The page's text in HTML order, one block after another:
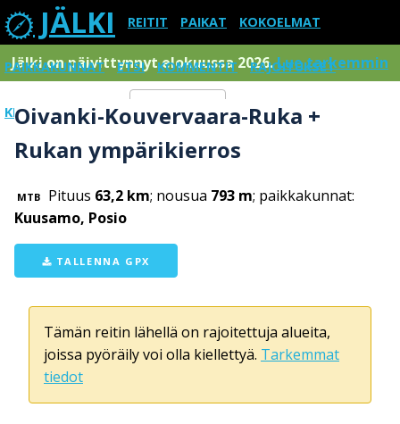
JÄLKI REITIT PAIKAT KOKOELMAT
PAIKKAKUNNAT ETSI KOMMENTIT RAJOITUKSET
KIRJAUDU SISÄÄN Menu
Jälki on päivittynnyt elokuussa 2026.Lue tarkemmin
Oivanki-Kouvervaara-Ruka +
Rukan ympärikierros
MTB Pituus 63,2 km; nousua 793 m; paikkakunnat:
Kuusamo, Posio
TALLENNA GPX
Tämän reitin lähellä on rajoitettuja alueita,
joissa pyöräily voi olla kiellettyä. Tarkemmat
tiedot